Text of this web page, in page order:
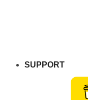
SUPPORT